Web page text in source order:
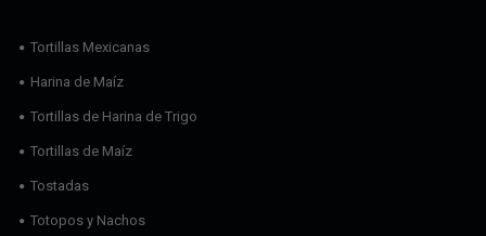
Tortillas Mexicanas
Harina de Maíz
Tortillas de Harina de Trigo
Tortillas de Maíz
Tostadas
Totopos y Nachos